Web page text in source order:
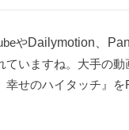
やDailymotion、
ていますね。大手の
幸せのハイタッチ』を